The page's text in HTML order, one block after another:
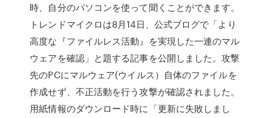
時、自分のパソコンを使って聞くことができます。
トレンドマイクロは8月14日、公式ブログで「より
高度な『ファイルレス活動』を実現した一連のマル
ウェアを確認」と題する記事を公開しました。攻撃
先のPCにマルウェア(ウイルス）自体のファイルを
作成せず、不正活動を行う攻撃が確認されました。
用紙情報のダウンロード時に「更新に失敗しまし